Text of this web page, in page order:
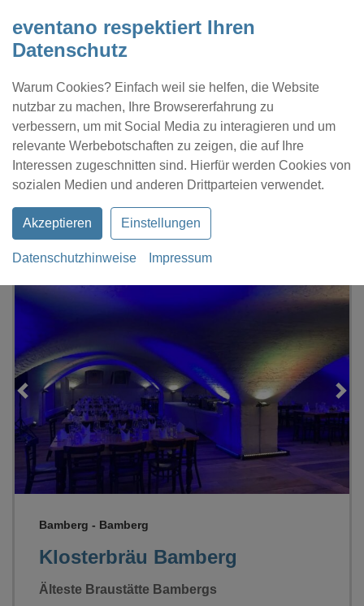
eventano respektiert Ihren
Datenschutz
Warum Cookies? Einfach weil sie helfen, die Website
nutzbar zu machen, Ihre Browsererfahrung zu
verbessern, um mit Social Media zu interagieren und um
relevante Werbebotschaften zu zeigen, die auf Ihre
Interessen zugeschnitten sind. Hierfür werden Cookies von
sozialen Medien und anderen Drittparteien verwendet.
Akzeptieren Einstellungen
Datenschutzhinweise Impressum
Kontakt Location eintragen Profil
Klosterbräu Bamberg
Loading...
Klosterbräu Bamberg
Bamberg - Bamberg
Älteste Braustätte Bambergs